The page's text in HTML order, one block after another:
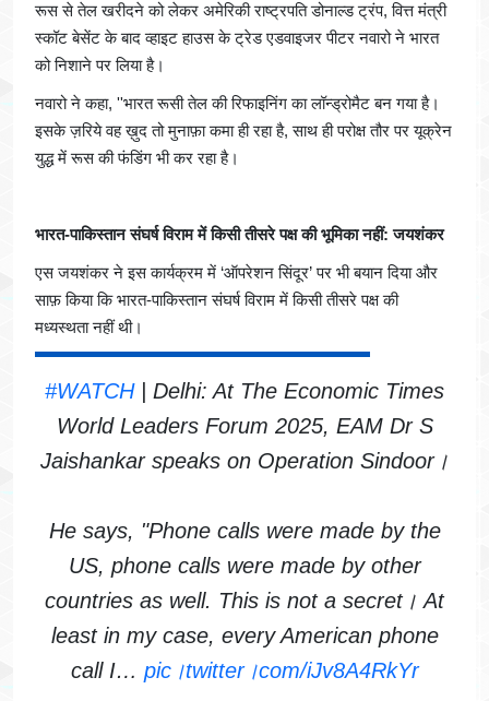
रूस से तेल खरीदने को लेकर अमेरिकी राष्ट्रपति डोनाल्ड ट्रंप, वित्त मंत्री
स्कॉट बेसेंट के बाद व्हाइट हाउस के ट्रेड एडवाइजर पीटर नवारो ने भारत
को निशाने पर लिया है।
नवारो ने कहा, ''भारत रूसी तेल की रिफाइनिंग का लॉन्ड्रोमैट बन गया है।
इसके ज़रिये वह ख़ुद तो मुनाफ़ा कमा ही रहा है, साथ ही परोक्ष तौर पर यूक्रेन
युद्ध में रूस की फंडिंग भी कर रहा है।
भारत-पाकिस्तान संघर्ष विराम में किसी तीसरे पक्ष की भूमिका नहीं: जयशंकर
एस जयशंकर ने इस कार्यक्रम में ‘ऑपरेशन सिंदूर’ पर भी बयान दिया और
साफ़ किया कि भारत-पाकिस्तान संघर्ष विराम में किसी तीसरे पक्ष की
मध्यस्थता नहीं थी।
#WATCH| Delhi: At The Economic Times
World Leaders Forum 2025, EAM Dr S
Jaishankar speaks on Operation Sindoor।
He says, "Phone calls were made by the
US, phone calls were made by other
countries as well. This is not a secret। At
least in my case, every American phone
call I… pic।twitter।com/iJv8A4RkYr